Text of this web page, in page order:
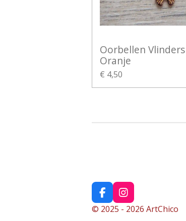
Oorbellen Vlinders
Oranje
€ 4,50
F
a
c
I
n
s
© 2025 - 2026 ArtChico